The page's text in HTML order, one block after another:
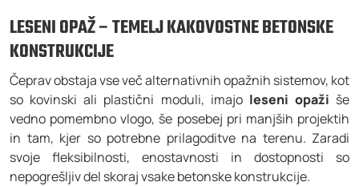
LESENI OPAŽ – TEMELJ KAKOVOSTNE BETONSKE
KONSTRUKCIJE
Čeprav obstaja vse več alternativnih opažnih sistemov, kot
so kovinski ali plastični moduli, imajo leseni opaži še
vedno pomembno vlogo, še posebej pri manjših projektih
in tam, kjer so potrebne prilagoditve na terenu. Zaradi
svoje fleksibilnosti, enostavnosti in dostopnosti so
nepogrešljiv del skoraj vsake betonske konstrukcije.